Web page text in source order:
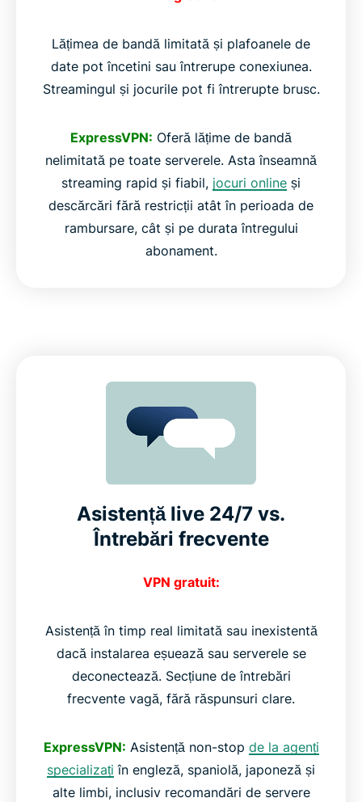
Lățimea de bandă limitată și plafoanele de
date pot încetini sau întrerupe conexiunea.
Streamingul și jocurile pot fi întrerupte brusc.
ExpressVPN: Oferă lățime de bandă
nelimitată pe toate serverele. Asta înseamnă
streaming rapid și fiabil, jocuri online și
descărcări fără restricții atât în perioada de
rambursare, cât și pe durata întregului
abonament.
Asistență live 24/7 vs.
Întrebări frecvente
VPN gratuit:
Asistență în timp real limitată sau inexistentă
dacă instalarea eșuează sau serverele se
deconectează. Secțiune de întrebări
frecvente vagă, fără răspunsuri clare.
ExpressVPN: Asistență non-stop de la agenți
specializați în engleză, spaniolă, japoneză și
alte limbi, inclusiv recomandări de servere